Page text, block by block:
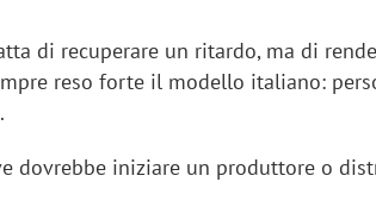
di recuperare un ritardo, ma di
reso forte il modello italiano:
dovrebbe iniziare un produttore o